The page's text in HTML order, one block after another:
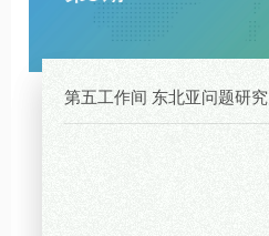
第五工作间 东北亚问题研究